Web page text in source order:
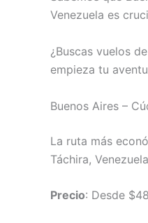
Venezuela es
¿Buscas vuelos
empieza tu
Buenos Aires –
La ruta más
Táchira,
Precio: Desde